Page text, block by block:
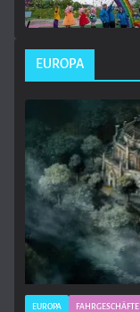
EUROPA
EUROPA FAHRGESCHÄFTE